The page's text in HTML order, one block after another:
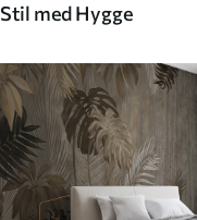
Stil med Hygge